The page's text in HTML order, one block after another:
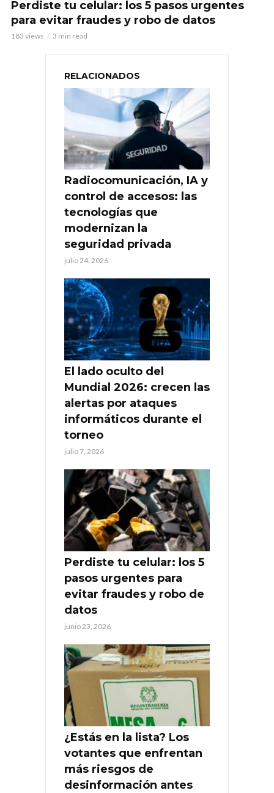
Perdiste tu celular: los 5 pasos urgentes
para evitar fraudes y robo de datos
183 views 3 min read
RELACIONADOS
Radiocomunicación, IA y
control de accesos: las
tecnologías que
modernizan la
seguridad privada
julio 24, 2026
El lado oculto del
Mundial 2026: crecen las
alertas por ataques
informáticos durante el
torneo
julio 7, 2026
Perdiste tu celular: los 5
pasos urgentes para
evitar fraudes y robo de
datos
junio 23, 2026
¿Estás en la lista? Los
votantes que enfrentan
más riesgos de
desinformación antes